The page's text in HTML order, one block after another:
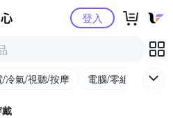
Yahoo購物中心登入
/冷氣/視聽/按摩 電腦/零組件/週邊/